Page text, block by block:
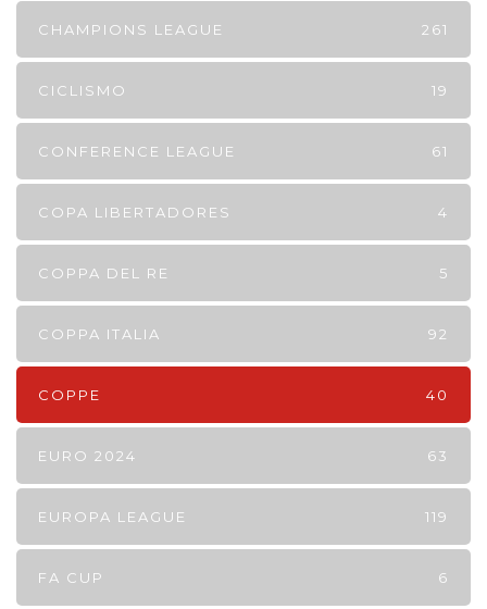
CHAMPIONS LEAGUE 261
CICLISMO 19
CONFERENCE LEAGUE 61
COPA LIBERTADORES 4
COPPA DEL RE 5
COPPA ITALIA 92
COPPE 40
EURO 2024 63
EUROPA LEAGUE 119
FA CUP 6